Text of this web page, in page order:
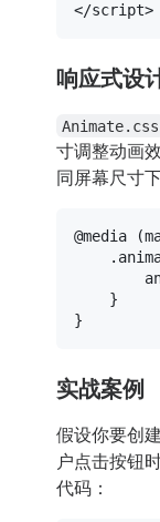
</script>
响应式设
Animate.css
寸调整动画
同屏幕尺寸
@media (
    }
实战案例
假设你要创
户点击按钮
代码：